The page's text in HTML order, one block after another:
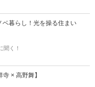
ベ暮らし！光を操る住まい
聞く！
寺 × 高野舞】